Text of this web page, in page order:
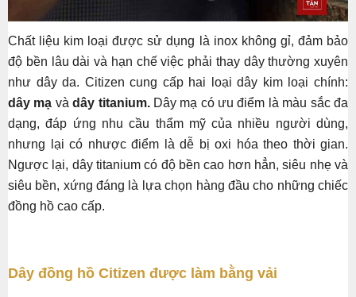
Chất liệu kim loại được sử dụng là inox không gỉ, đảm bảo
độ bền lâu dài và hạn chế việc phải thay dây thường xuyên
như dây da. Citizen cung cấp hai loại dây kim loại chính:
dây mạ vàdây titanium.Dây mạ có ưu điểm là màu sắc đa
dạng, đáp ứng nhu cầu thẩm mỹ của nhiều người dùng,
nhưng lại có nhược điểm là dễ bị oxi hóa theo thời gian.
Ngược lại, dây titanium có độ bền cao hơn hẳn, siêu nhẹ và
siêu bền, xứng đáng là lựa chọn hàng đầu cho những chiếc
đồng hồ cao cấp.
Dây đồng hồ Citizen được làm bằng vải